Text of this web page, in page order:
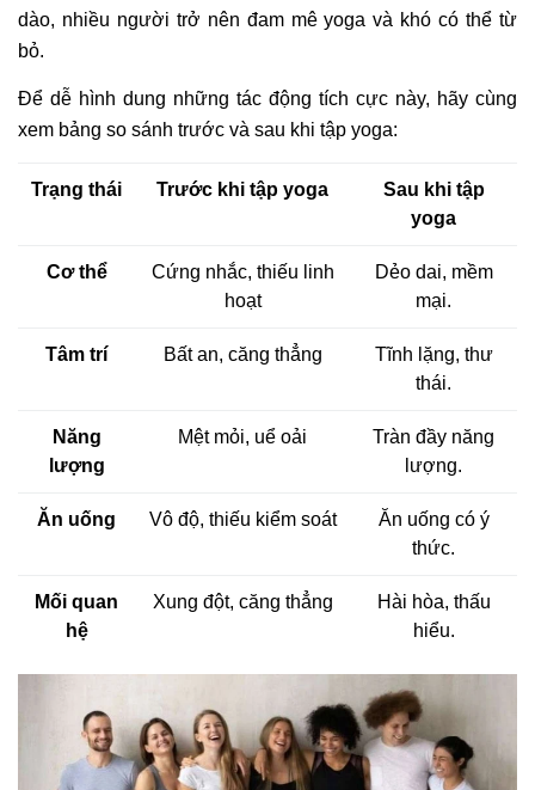
dào, nhiều người trở nên đam mê yoga và khó có thể từ
bỏ.
Để dễ hình dung những tác động tích cực này, hãy cùng
xem bảng so sánh trước và sau khi tập yoga:
Trạng thái Trước khi tập yoga
Sau khi tập
yoga
Cơ thể
Cứng nhắc, thiếu linh
hoạt
Dẻo dai, mềm
mại.
Tâm trí Bất an, căng thẳng
Tĩnh lặng, thư
thái.
Năng
lượng
Mệt mỏi, uể oải
Tràn đầy năng
lượng.
Ăn uống Vô độ, thiếu kiểm soát
Ăn uống có ý
thức.
Mối quan
hệ
Xung đột, căng thẳng
Hài hòa, thấu
hiểu.